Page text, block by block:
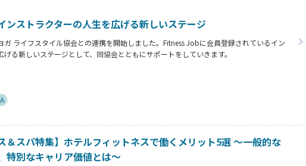
ンストラクターの人生を広げる新しいステージ
ガ ライフスタイル協会との連携を開始しました。Fitness Jobに会員登録されているイン
る新しいステージとして、同協会とともにサポートをしていきます。
＆スパ特集】ホテルフィットネスで働くメリット5選 ～一般的な
特別なキャリア価値とは～